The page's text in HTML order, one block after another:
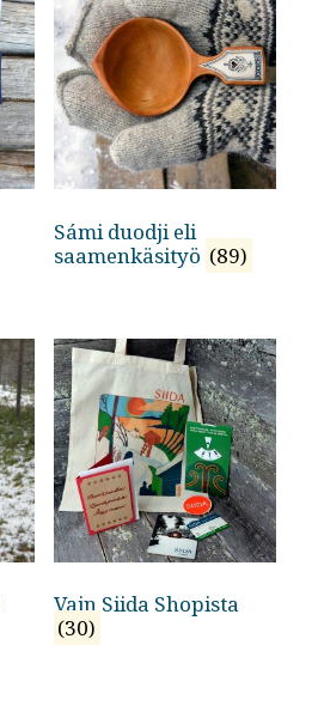
Sámi duodji eli
saamenkäsityö (89)
Vain Siida Shopista
(30)